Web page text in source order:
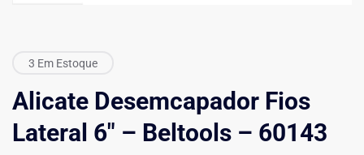
3 Em Estoque
Alicate Desemcapador Fios
Lateral 6″ – Beltools – 60143